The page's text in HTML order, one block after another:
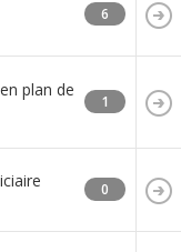
6
plan de
1
0